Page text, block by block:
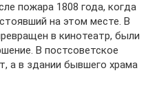
пожара 1808 года, когда
на этом месте. В
в кинотеатр, были
В постсоветское
а в здании бывшего храма